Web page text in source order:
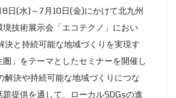
8日(水)～7月10日(金)にかけて北九州
技術展示会「エコテクノ」におい
決と持続可能な地域づくりを実現す
」をテーマとしたセミナーを開催し
解決や持続可能な地域づくりにつな
提供を通して、ローカルSDGsの進